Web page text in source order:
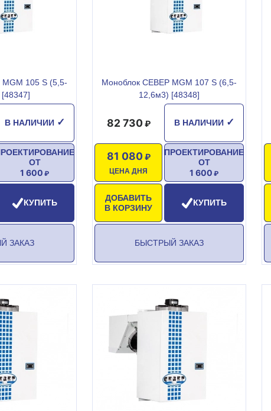
105 S (5,5-
В НАЛИЧИИ ✓
ОТ
1 600
КУПИТЬ
ЗАКАЗ
Моноблок СЕВЕР MGM 107 S (6,5-
12,6м3) [48348]
В НАЛИЧИИ ✓
82 730
ЦЕНА ДНЯ
81 080
ДОБАВИТЬ
В КОРЗИНУ
ПРОЕКТИРОВАНИЕ
ОТ
1 600
КУПИТЬ
БЫСТРЫЙ ЗАКАЗ